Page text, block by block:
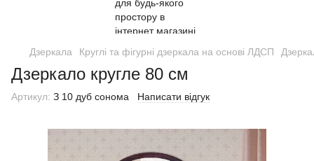
Дзеркала Круглі та фігурні дзеркала на основі ЛДСП
Дзеркало кругле 80 см
Артикул: З 10 дуб сонома Написати відгук